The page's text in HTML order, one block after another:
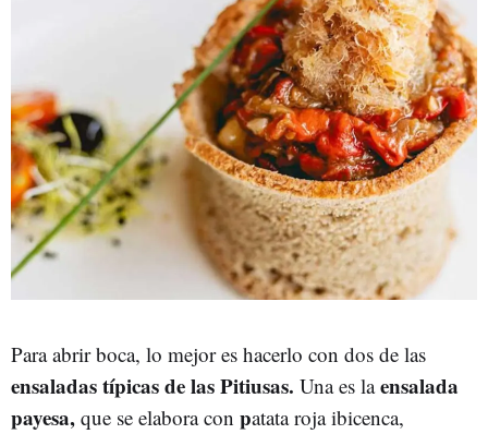
Para abrir boca, lo mejor es hacerlo con dos de las
ensaladas típicas de las Pitiusas. Una es laensalada
payesa, que se elabora con patata roja ibicenca,